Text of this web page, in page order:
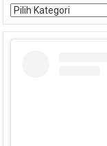
Kategori